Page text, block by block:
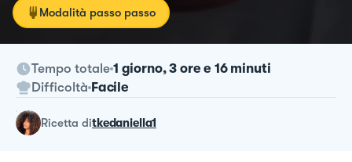
Modalità passo passo
Tempo totale 1 giorno, 3 ore e 16 minuti
Difficoltà Facile
ricetta ditkedaniella1